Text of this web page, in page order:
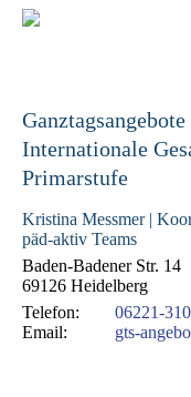
Internationale
Primarstufe
Kristina Messmer |
päd-aktiv Teams
Baden-Badener Str. 14
69126 Heidelberg
Telefon:
06221-
Email:
gts-